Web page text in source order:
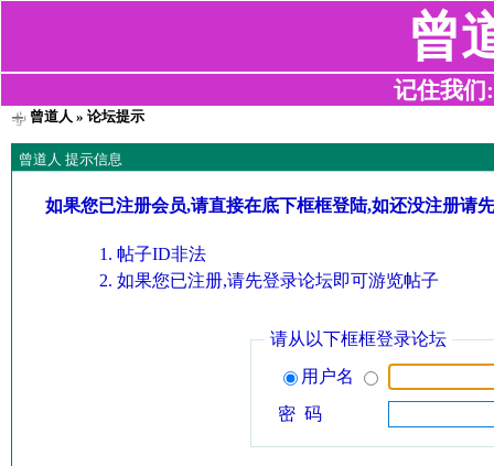
曾
记住我们
曾道人 » 论坛提示
曾道人 提示信息
如果您已注册会员,请直接在底下框框登陆,如还没注册请
帖子ID非法
如果您已注册,请先登录论坛即可游览帖子
请从以下框框登录论坛
用户名
密 码